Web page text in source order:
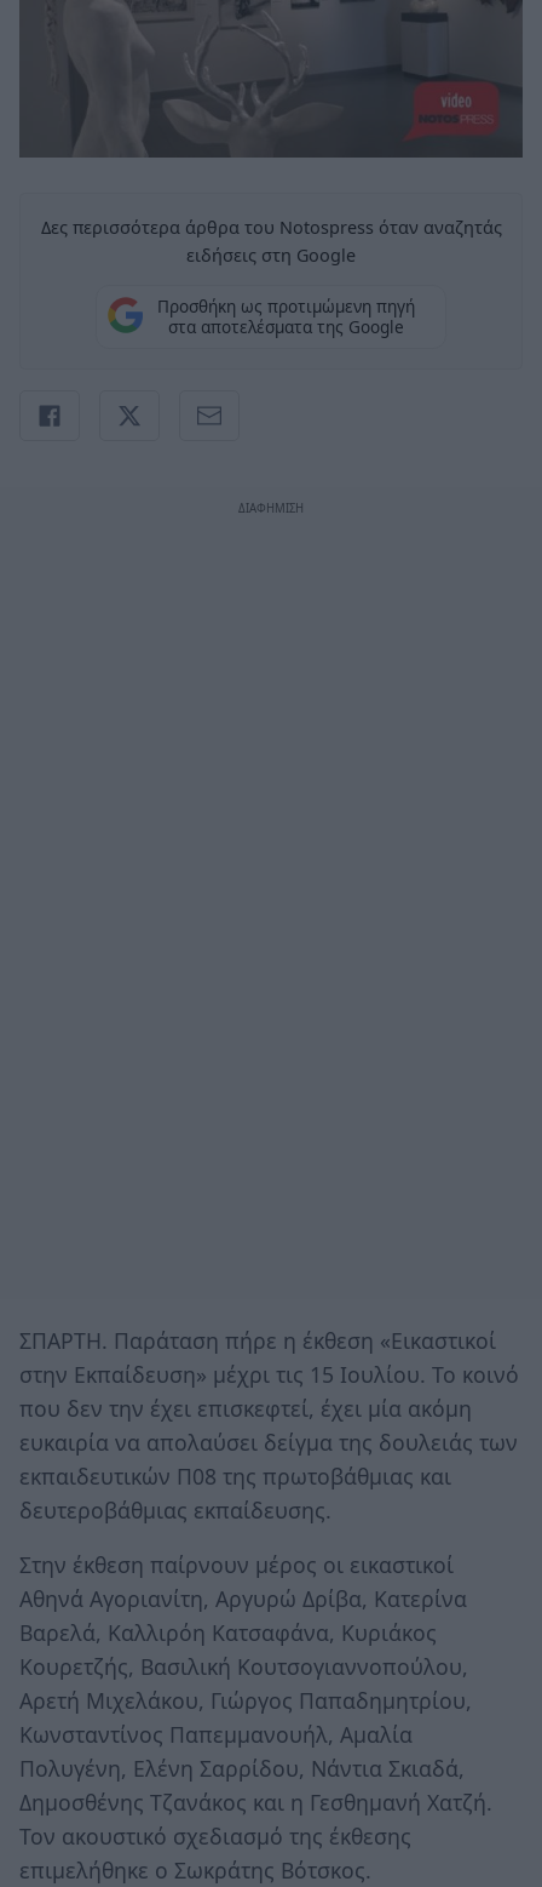
Δες περισσότερα άρθρα του Notospress όταν αναζητάς
ειδήσεις στη Google
Προσθήκη ως προτιμώμενη πηγή
στα αποτελέσματα της Google
ΣΠΑΡΤΗ. Παράταση πήρε η έκθεση «Εικαστικοί
στην Εκπαίδευση» μέχρι τις 15 Ιουλίου. Το κοινό
που δεν την έχει επισκεφτεί, έχει μία ακόμη
ευκαιρία να απολαύσει δείγμα της δουλειάς των
εκπαιδευτικών Π08 της πρωτοβάθμιας και
δευτεροβάθμιας εκπαίδευσης.
Στην έκθεση παίρνουν μέρος οι εικαστικοί
Αθηνά Αγοριανίτη, Αργυρώ Δρίβα, Κατερίνα
Βαρελά, Καλλιρόη Κατσαφάνα, Κυριάκος
Κουρετζής, Βασιλική Κουτσογιαννοπούλου,
Αρετή Μιχελάκου, Γιώργος Παπαδημητρίου,
Κωνσταντίνος Παπεμμανουήλ, Αμαλία
Πολυγένη, Ελένη Σαρρίδου, Νάντια Σκιαδά,
Δημοσθένης Τζανάκος και η Γεσθημανή Χατζή.
Τον ακουστικό σχεδιασμό της έκθεσης
επιμελήθηκε ο Σωκράτης Βότσκος.